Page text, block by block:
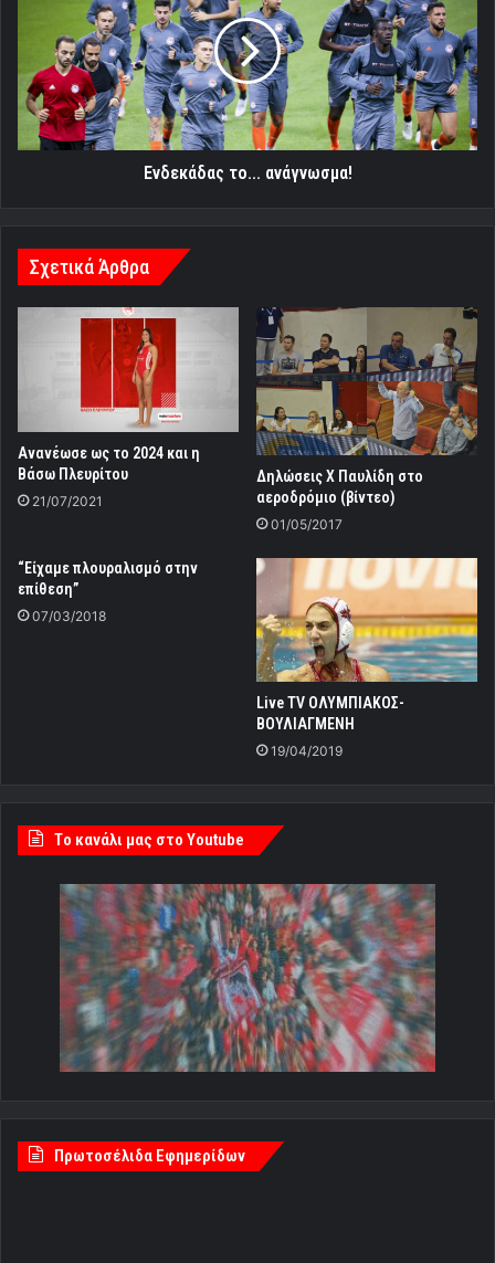
ανάγνωσμα!
Ενδεκάδας το... ανάγνωσμα!
Σχετικά Άρθρα
Ανανέωσε ως το 2024 και η
Βάσω Πλευρίτου
21/07/2021
Δηλώσεις Χ Παυλίδη στο
αεροδρόμιο (βίντεο)
01/05/2017
“Είχαμε πλουραλισμό στην
επίθεση”
07/03/2018
Live TV ΟΛΥΜΠΙΑΚΟΣ-
ΒΟΥΛΙΑΓΜΕΝΗ
19/04/2019
Tο κανάλι μας στο Youtube
Πρωτοσέλιδα Εφημερίδων